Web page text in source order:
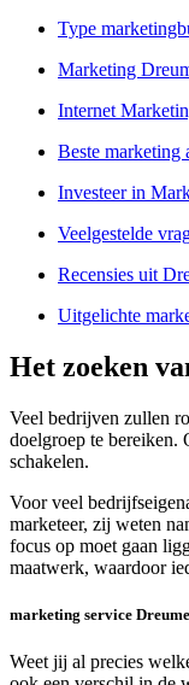
Type
Marketing
Internet
Beste marketing
Investeer in
Veelgestelde
Recensies uit
Uitgelichte
Het zoeken
Veel bedrijven zullen
doelgroep te bereiken.
schakelen.
Voor veel
marketeer, zij weten
focus op moet gaan
maatwerk, waardoor
marketing service
Weet jij al precies